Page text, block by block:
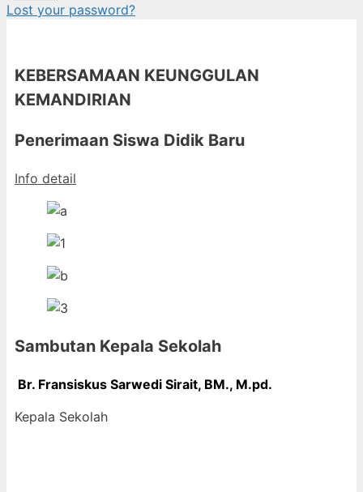
Lost your password?
KEBERSAMAAN KEUNGGULAN
KEMANDIRIAN
Penerimaan Siswa Didik Baru
Info detail
Sambutan Kepala Sekolah
Br. Fransiskus Sarwedi Sirait, BM., M.pd.
Kepala Sekolah